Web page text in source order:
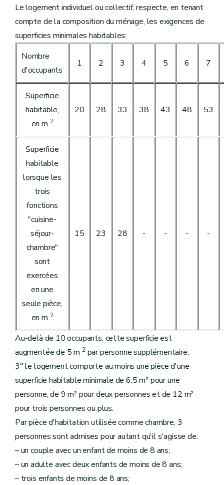
Le logement individuel ou collectif, respecte, en tenant
compte de la composition du ménage, les exigences de
superficies minimales habitables:
Nombre
d'occupants
1 2 3 4 5 6 7
Superficie
habitable,
en m 2
20 28 33 38 43 48 53
Superficie
habitable
lorsque les
trois
fonctions
"cuisine-
séjour-
chambre"
sont
exercées
en une
seule pièce,
en m 2
15 23 28 - - - -
Au-delà de 10 occupants, cette superficie est
augmentée de 5 m 2par personne supplémentaire.
3° le logement comporte au moins une pièce d'une
superficie habitable minimale de 6,5 m² pour une
personne, de 9 m² pour deux personnes et de 12 m²
pour trois personnes ou plus.
Par pièce d'habitation utilisée comme chambre, 3
personnes sont admises pour autant qu'il s'agisse de:
– un couple avec un enfant de moins de 8 ans;
– un adulte avec deux enfants de moins de 8 ans;
– trois enfants de moins de 8 ans;